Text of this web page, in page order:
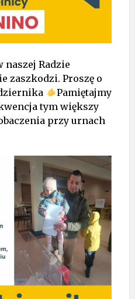
Radzie
zaszkodzi. Proszę o
Pamiętajmy
tym większy
przy urnach